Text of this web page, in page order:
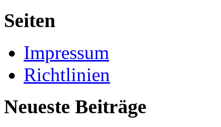
Seiten
Impressum
Richtlinien
Neueste Beiträge